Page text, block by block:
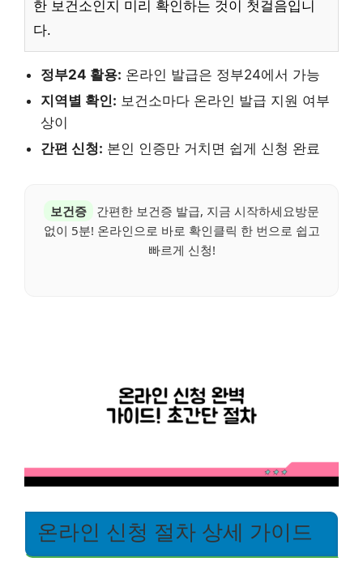
한 보건소인지 미리 확인하는 것이 첫걸음입니
다.
정부24 활용: 온라인 발급은 정부24에서 가능
지역별 확인: 보건소마다 온라인 발급 지원 여부
상이
간편 신청: 본인 인증만 거치면 쉽게 신청 완료
보건증
간편한 보건증 발급, 지금 시작하세요방문
없이 5분! 온라인으로 바로 확인클릭 한 번으로 쉽고
빠르게 신청!
온라인 신청 절차 상세 가이드